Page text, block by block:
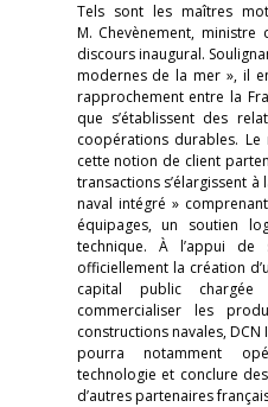
Tels sont les maîtres
M. Chevènement,
discours inaugural.
modernes de la mer », il
rapprochement entre la
que s’établissent des
coopérations durables.
cette notion de client
transactions s’élargissent
naval intégré »
équipages, un soutien
technique. À l’appui
officiellement la création
capital public
commercialiser les
constructions navales,
pourra notamment
technologie et conclure
d’autres partenaires